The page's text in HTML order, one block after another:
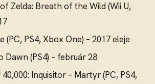
Zelda: Breath of the Wild (Wii U,
(PC, PS4, Xbox One) – 2017 eleje
Dawn (PS4) – február 28
Inquisitor – Martyr (PC, PS4,